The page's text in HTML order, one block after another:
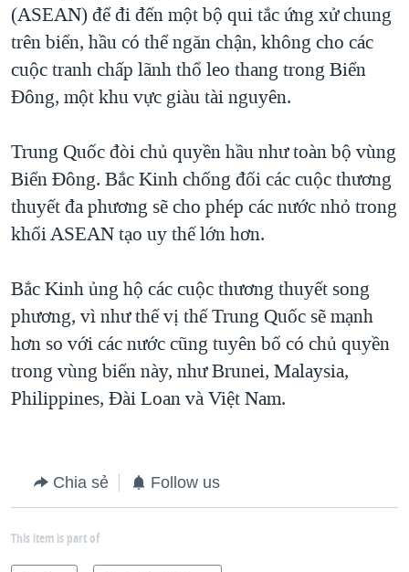
(ASEAN) để đi đến một bộ qui tắc ứng xử chung
trên biển, hầu có thể ngăn chận, không cho các
cuộc tranh chấp lãnh thổ leo thang trong Biển
Đông, một khu vực giàu tài nguyên.
Trung Quốc đòi chủ quyền hầu như toàn bộ vùng
Biển Đông. Bắc Kinh chống đối các cuộc thương
thuyết đa phương sẽ cho phép các nước nhỏ trong
khối ASEAN tạo uy thế lớn hơn.
Bắc Kinh ủng hộ các cuộc thương thuyết song
phương, vì như thế vị thế Trung Quốc sẽ mạnh
hơn so với các nước cũng tuyên bố có chủ quyền
trong vùng biển này, như Brunei, Malaysia,
Philippines, Đài Loan và Việt Nam.
Chia sẻ Follow us
This item is part of